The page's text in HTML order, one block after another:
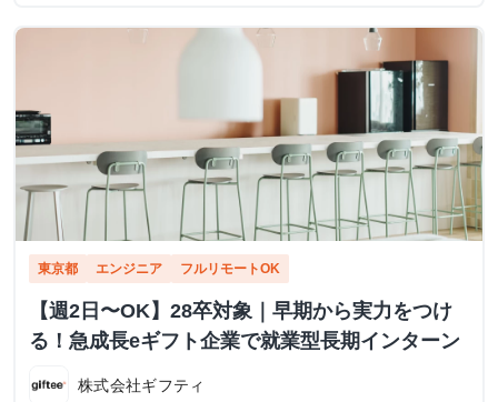
東京都 エンジニア フルリモートOK
【週2日〜OK】28卒対象｜早期から実力をつけ
る！急成長eギフト企業で就業型長期インターン
株式会社ギフティ